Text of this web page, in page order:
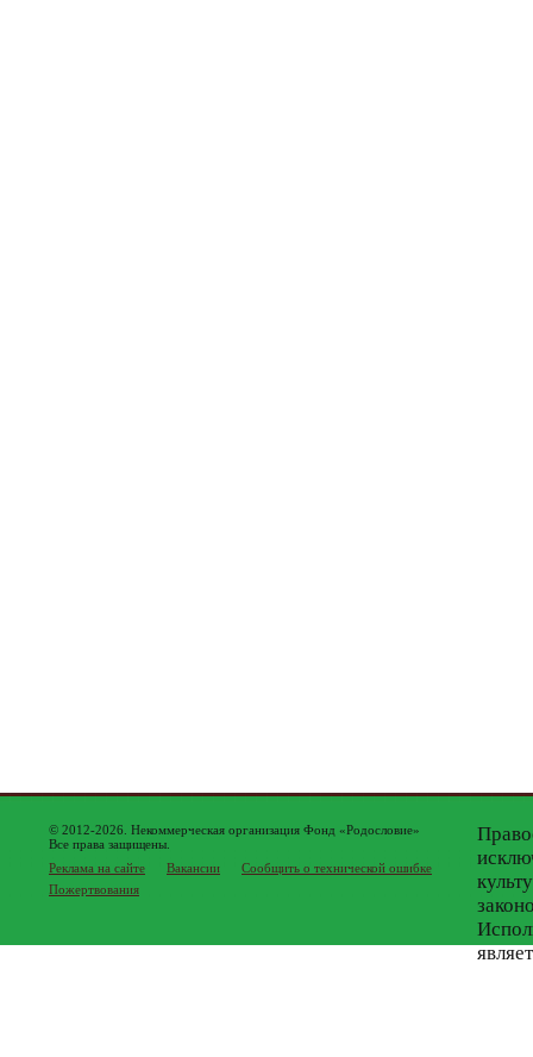
© 2012-2026. Некоммерческая организация Фонд «Родословие»
Все права защищены.
Реклама на сайте
Вакансии
Сообщить о технической ошибке
Пожертвования